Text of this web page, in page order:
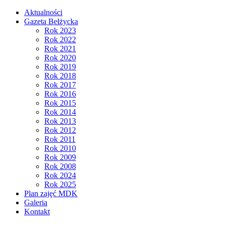
Aktualności
Gazeta Bełżycka
Rok 2023
Rok 2022
Rok 2021
Rok 2020
Rok 2019
Rok 2018
Rok 2017
Rok 2016
Rok 2015
Rok 2014
Rok 2013
Rok 2012
Rok 2011
Rok 2010
Rok 2009
Rok 2008
Rok 2024
Rok 2025
Plan zajęć MDK
Galeria
Kontakt